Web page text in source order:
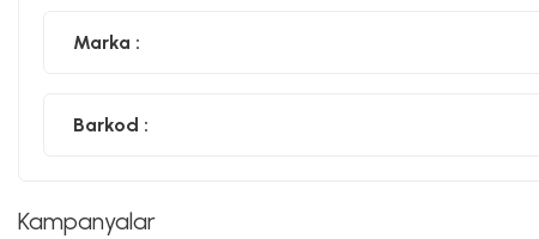
Marka :
Barkod :
Kampanyalar